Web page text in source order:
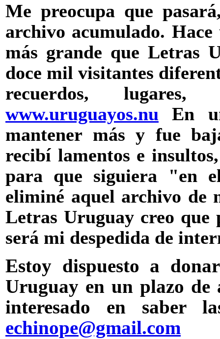
Me preocupa que
archivo acumulado.
más grande que Letras
doce mil visitantes
recuerdos,
www.uruguayos.nu En
mantener más y fue
recibí lamentos e
para que siguiera "en
eliminé aquel archivo de
Letras Uruguay creo que
será mi despedida de
Estoy dispuesto a
Uruguay en un plazo de
interesado en saber
echinope@gmail.com